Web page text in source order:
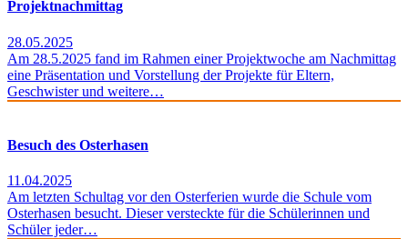
Projektnachmittag
28.05.2025
Am 28.5.2025 fand im Rahmen einer Projektwoche am Nachmittag
eine Präsentation und Vorstellung der Projekte für Eltern,
Geschwister und weitere…
Besuch des Osterhasen
11.04.2025
Am letzten Schultag vor den Osterferien wurde die Schule vom
Osterhasen besucht. Dieser versteckte für die Schülerinnen und
Schüler jeder…